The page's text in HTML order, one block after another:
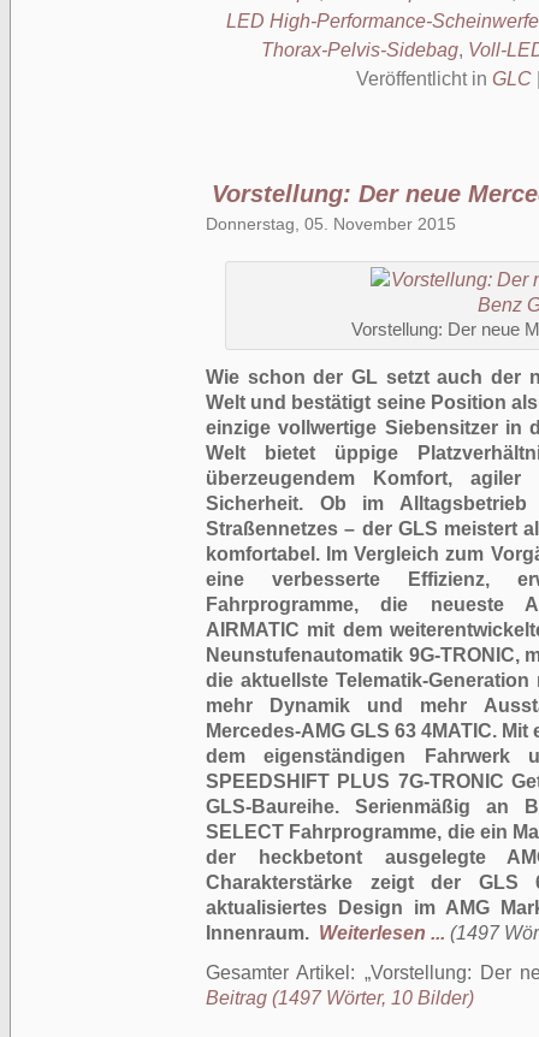
LED High-Performance-
Thorax-Pelvis-Sidebag, Voll-
Veröffentlicht in GLC
Vorstellung: Der neue
Donnerstag, 05. November 2015
Vorstellung: Der neue
Wie schon der GL setzt auch der
Welt und bestätigt seine Position
einzige vollwertige Siebensitzer in
Welt bietet üppige
überzeugendem Komfort, agiler
Sicherheit. Ob im
Straßennetzes – der GLS meistert
komfortabel. Im Vergleich zum
eine verbesserte Effizienz,
Fahrprogramme, die neueste
AIRMATIC mit dem
Neunstufenautomatik 9G-TRONIC,
die aktuellste Telematik-
mehr Dynamik und mehr
Mercedes-AMG GLS 63 4MATIC.
dem eigenständigen Fahrwerk
SPEEDSHIFT PLUS 7G-TRONIC
GLS-Baureihe. Serienmäßig an
SELECT Fahrprogramme, die ein
der heckbetont ausgelegte
Charakterstärke zeigt der
aktualisiertes Design im AMG
Innenraum. Weiterlesen ... (1497
Gesamter Artikel:
Vorstellung: Der
Beitrag (1497 Wörter, 10 Bilder)